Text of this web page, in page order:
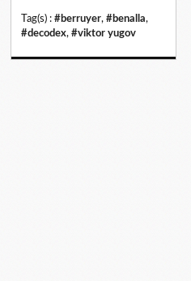
Tag(s) : #berruyer, #benalla,
#decodex, #viktor yugov